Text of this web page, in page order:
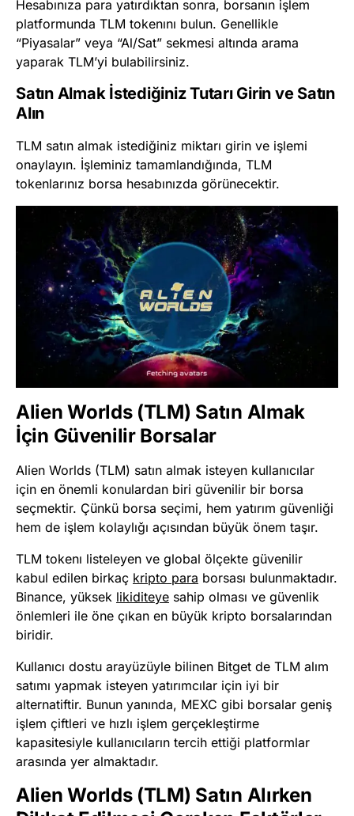
Hesabınıza para yatırdıktan sonra, borsanın işlem
platformunda TLM tokenını bulun. Genellikle
“Piyasalar” veya “Al/Sat” sekmesi altında arama
yaparak TLM’yi bulabilirsiniz.
Satın Almak İstediğiniz Tutarı Girin ve Satın
Alın
TLM satın almak istediğiniz miktarı girin ve işlemi
onaylayın. İşleminiz tamamlandığında, TLM
tokenlarınız borsa hesabınızda görünecektir.
Alien Worlds (TLM) Satın Almak
İçin Güvenilir Borsalar
Alien Worlds (TLM) satın almak isteyen kullanıcılar
için en önemli konulardan biri güvenilir bir borsa
seçmektir. Çünkü borsa seçimi, hem yatırım güvenliği
hem de işlem kolaylığı açısından büyük önem taşır.
TLM tokenı listeleyen ve global ölçekte güvenilir
kabul edilen birkaç kripto para borsası bulunmaktadır.
Binance, yüksek likiditeye sahip olması ve güvenlik
önlemleri ile öne çıkan en büyük kripto borsalarından
biridir.
Kullanıcı dostu arayüzüyle bilinen Bitget de TLM alım
satımı yapmak isteyen yatırımcılar için iyi bir
alternatiftir. Bunun yanında, MEXC gibi borsalar geniş
işlem çiftleri ve hızlı işlem gerçekleştirme
kapasitesiyle kullanıcıların tercih ettiği platformlar
arasında yer almaktadır.
Alien Worlds (TLM) Satın Alırken